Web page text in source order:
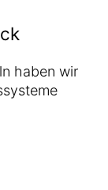
haben wir